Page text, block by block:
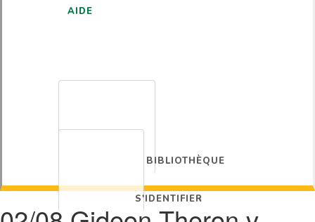
AIDE
BIBLIOTHÈQUE
S'IDENTIFIER